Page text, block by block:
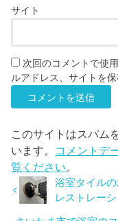
サイト
次回のコメントで使
ルアドレス、サイトを保
このサイトはスパム
います。 コメントデ
覧ください。
浴室タイル
レストレー